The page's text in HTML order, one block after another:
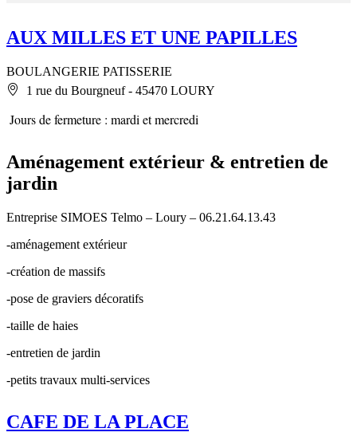
AUX MILLES ET UNE PAPILLES
BOULANGERIE PATISSERIE
1 rue du Bourgneuf - 45470 LOURY
Jours de fermeture : mardi et mercredi
Aménagement extérieur & entretien de
jardin
Entreprise SIMOES Telmo – Loury – 06.21.64.13.43
-aménagement extérieur
-création de massifs
-pose de graviers décoratifs
-taille de haies
-entretien de jardin
-petits travaux multi-services
CAFE DE LA PLACE